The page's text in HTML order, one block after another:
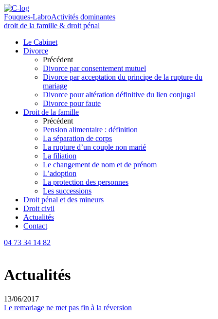
Fouques-LabroActivités dominantes
droit de la famille & droit pénal
Le Cabinet
Divorce
Précédent
Divorce par consentement mutuel
Divorce par acceptation du principe de la rupture du
mariage
Divorce pour altération définitive du lien conjugal
Divorce pour faute
Droit de la famille
Précédent
Pension alimentaire : définition
La séparation de corps
La rupture d’un couple non marié
La filiation
Le changement de nom et de prénom
L’adoption
La protection des personnes
Les successions
Droit pénal et des mineurs
Droit civil
Actualités
Contact
04 73 34 14 82
Actualités
13/06/2017
Le remariage ne met pas fin à la réversion